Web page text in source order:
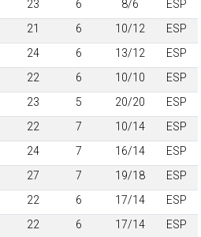
23 6 8/6
ESP
21 6 10/12
ESP
24 6 13/12
ESP
22 6 10/10 ESP
23 5 20/20
ESP
22 7 10/14
ESP
24 7 16/14
ESP
27 7 19/18
ESP
22 6 17/14
ESP
22 6 17/14
ESP